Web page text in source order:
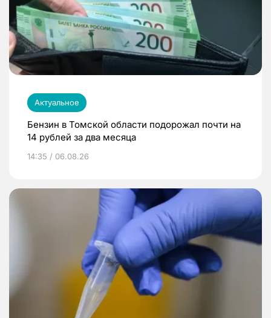
Актуальное
Бензин в Томской области подорожал почти на
14 рублей за два месяца
14:35 / 06.08.26